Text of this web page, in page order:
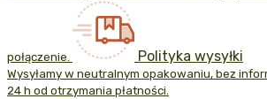
połączenie. Polityka wysyłki
Wysyłamy w neutralnym opakowaniu, bez
24 h od otrzymania płatności.